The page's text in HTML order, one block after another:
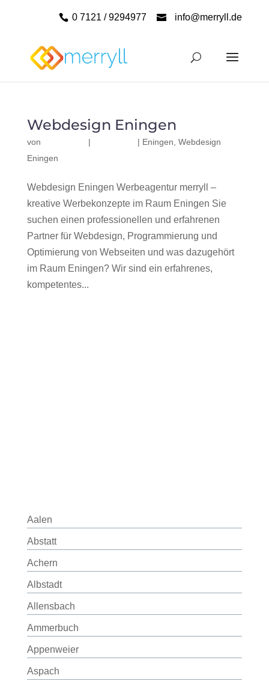
0 7121 / 9294977 info@merryll.de
Webdesign Eningen
von | | Eningen Webdesign
Eningen
Webdesign Eningen Werbeagentur merryll –
kreative Werbekonzepte im Raum Eningen Sie
suchen einen professionellen und erfahrenen
Partner für Webdesign, Programmierung und
Optimierung von Webseiten und was dazugehört
im Raum Eningen? Wir sind ein erfahrenes,
kompetentes...
Aalen
Abstatt
Achern
Albstadt
Allensbach
Ammerbuch
Appenweier
Aspach